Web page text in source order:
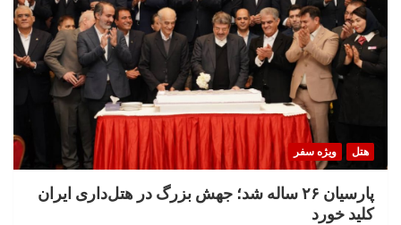
هتل ویژه سفر
پارسیان ۲۶ ساله شد؛ جهش بزرگ در هتل‌داری ایران
کلید خورد